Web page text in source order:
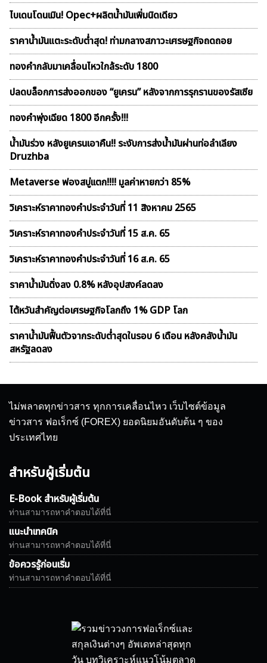
ไบเดนโดนเมิน! Opec+ผลิตน้ำมันเพิ่มนิดเดียว
ราคาน้ำมันแตะระดับต่ำสุด! ท่ามกลางสภาวะเศรษฐกิจถดถอย
ทองคำกลับมาเคลื่อนไหวใกล้ระดับ 1800
ปลดบล็อกการส่งออกของ “ยูเครน” หลังจากการรุกรานของรัสเซีย
ทองคำพุ่งเฉียด 1800 อีกครั้ง!!!
น้ำมันร่วง หลังยูเครนเอาคืน!! ระงับการส่งน้ำมันผ่านท่อลำเลียง
Druzhba
Metaverse ฟองสบู่เเตก!!!! มูลค่าหายกว่า 85%
วิเคราะห์ราคาทองคําประจำวันที่ 11 สิงหาคม 2565
วิเคราะห์ราคาทองคําประจำวันที่ 15 ส.ค. 65
วิเคราะห์ราคาทองคําประจำวันที่ 16 ส.ค. 65
ราคาน้ำมันดิ่งลง 0.8% หลังอุปสงค์ลดลง
ไต้หวันสำคัญต่อเศรษฐกิจโลกถึง 1% GDP โลก
ราคาน้ำมันฟื้นตัวจากระดับต่ำสุดในรอบ 6 เดือน หลังคลังน้ำมัน
สหรัฐลดลง
ไม่พลาดทุกข่าวสาร ทุกการเคลื่อนไหว เว็บไซต์ข้อมูล
ข่าวสาร ฟอเร็กซ์ (FOREX) ยอดนิยมอันดับต้น ๆ ของ
ประเทศไทย
สำหรับผู้เริ่มต้น
E-Book สำหรับผู้เริ่มต้น
ท่านสามารถหาคำตอบได้ที่นี่
แนะนำเทคนิค
ท่านสามารถหาคำตอบได้ที่นี่
ข้อควรรู้ก่อนเริ่ม
ท่านสามารถหาคำตอบได้ที่นี่